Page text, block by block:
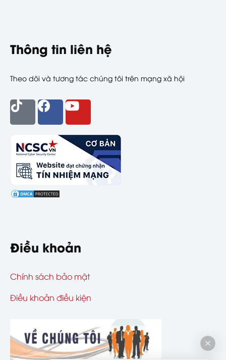
Thông tin liên hệ
Theo dõi và tương tác chúng tôi trên mạng xã hội
Điều khoản
Chính sách bảo mật
Điều khoản điều kiện